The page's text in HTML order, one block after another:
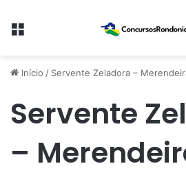
Menu
Início / Servente Zeladora –
Servente
–